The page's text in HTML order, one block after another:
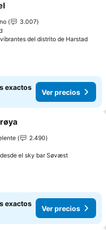
a favoritos
3.007
del distrito de Harstad
exactos
Ver precios
a favoritos
2.490
el sky bar Søvæst
exactos
Ver precios